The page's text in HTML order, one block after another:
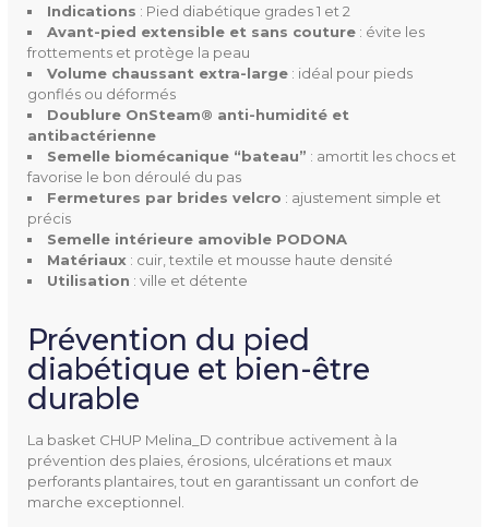
Indications : Pied diabétique grades 1 et 2
Avant-pied extensible et sans couture: évite les
frottements et protège la peau
Volume chaussant extra-large: idéal pour pieds
gonflés ou déformés
Doublure OnSteam® anti-humidité et
antibactérienne
Semelle biomécanique “bateau” : amortit les chocs et
favorise le bon déroulé du pas
Fermetures par brides velcro : ajustement simple et
précis
Semelle intérieure amovible PODONA
Matériaux : cuir, textile et mousse haute densité
Utilisation : ville et détente
Prévention du pied
diabétique et bien-être
durable
La basket CHUP Melina_D contribue activement à la
prévention des plaies, érosions, ulcérations et maux
perforants plantaires, tout en garantissant un confort de
marche exceptionnel.
Ean13